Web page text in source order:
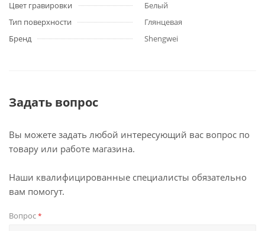
Цвет гравировки
Белый
Тип поверхности
Глянцевая
Бренд
Shengwei
Задать вопрос
Вы можете задать любой интересующий вас вопрос по
товару или работе магазина.
Наши квалифицированные специалисты обязательно
вам помогут.
Вопрос*